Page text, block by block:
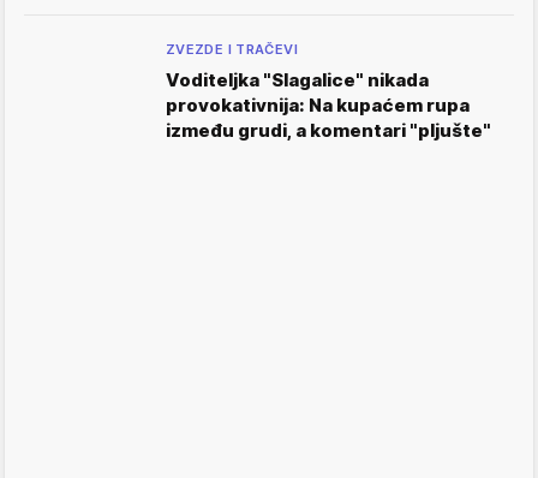
ZVEZDE I TRAČEVI
Voditeljka "Slagalice" nikada
provokativnija: Na kupaćem rupa
između grudi, a komentari "pljušte"